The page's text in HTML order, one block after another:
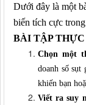
Dưới đây là một
biến tích cực
BÀI TẬP THỰC
Chọn một
doanh số
khiến bạn
Viết ra suy